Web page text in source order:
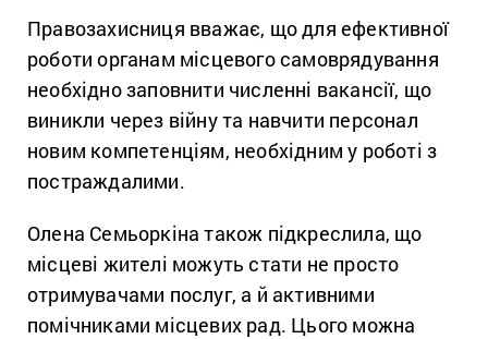
Правозахисниця вважає, що для ефективної
роботи органам місцевого самоврядування
необхідно заповнити численні вакансії, що
виникли через війну та навчити персонал
новим компетенціям, необхідним у роботі з
постраждалими.
Олена Семьоркіна також підкреслила, що
місцеві жителі можуть стати не просто
отримувачами послуг, а й активними
помічниками місцевих рад. Цього можна